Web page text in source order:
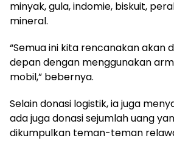
minyak, gula, indomie, biskuit,
mineral.
“Semua ini kita rencanakan akan
depan dengan menggunakan
mobil,” bebernya.
Selain donasi logistik, ia juga
ada juga donasi sejumlah uang
dikumpulkan teman-teman